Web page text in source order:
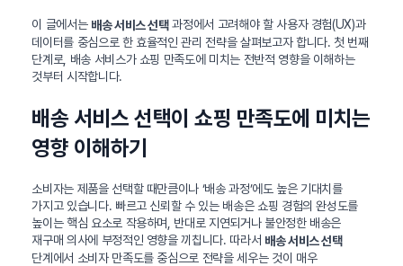
이 글에서는 배송 서비스 선택과정에서 고려해야 할 사용자 경험(UX)과
데이터를 중심으로 한 효율적인 관리 전략을 살펴보고자 합니다. 첫 번째
단계로, 배송 서비스가 쇼핑 만족도에 미치는 전반적 영향을 이해하는
것부터 시작합니다.
배송 서비스 선택이 쇼핑 만족도에 미치는
영향 이해하기
소비자는 제품을 선택할 때만큼이나 ‘배송 과정’에도 높은 기대치를
가지고 있습니다. 빠르고 신뢰할 수 있는 배송은 쇼핑 경험의 완성도를
높이는 핵심 요소로 작용하며, 반대로 지연되거나 불안정한 배송은
재구매 의사에 부정적인 영향을 끼칩니다. 따라서 배송 서비스 선택
단계에서 소비자 만족도를 중심으로 전략을 세우는 것이 매우